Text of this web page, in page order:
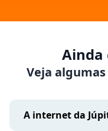
Ainda
Veja
A internet da